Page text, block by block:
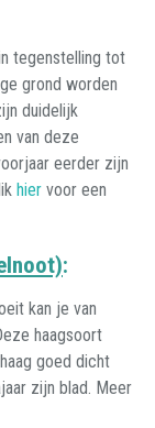
tegenstelling tot
grond worden
duidelijk
van deze
eerder zijn
hier voor een
:
kan je van
haagsoort
goed dicht
zijn blad. Meer